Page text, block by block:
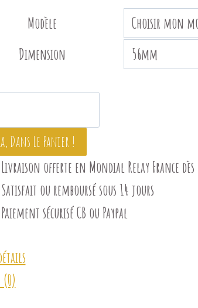
€7.00
à
Modèle
Dimension
Dans Le Panier !
Livraison offerte en Mondial Relay France dès
Satisfait ou remboursé sous 14 jours
Paiement sécurisé CB ou Paypal
(0)